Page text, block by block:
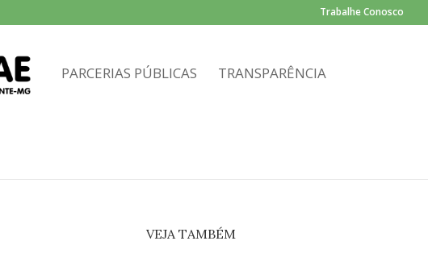
Trabalhe Conosco
PARCERIAS PÚBLICAS TRANSPARÊNCIA
VEJA TAMBÉM